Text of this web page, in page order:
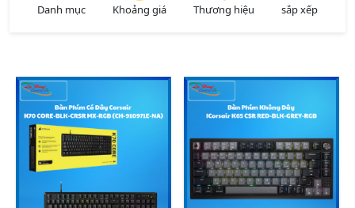
Danh mục
Khoảng giá
Thương hiệu
sắp xếp